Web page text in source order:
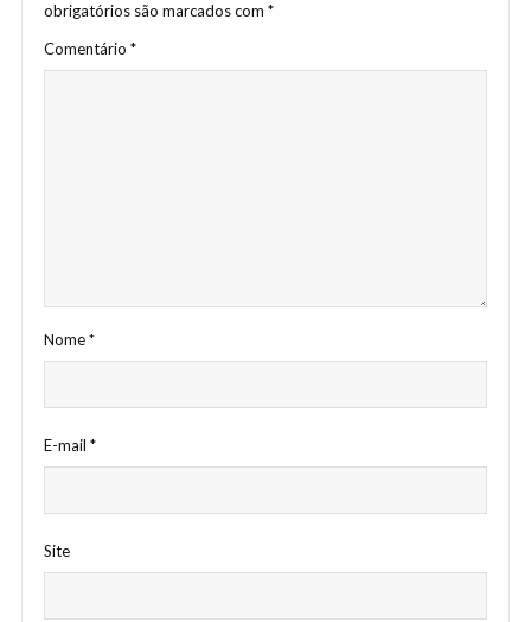
obrigatórios são marcados com *
Comentário *
Nome*
E-mail *
Site